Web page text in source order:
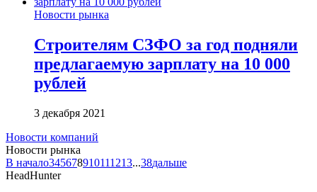
Новости рынка
Строителям СЗФО за год подняли
предлагаемую зарплату на 10 000
рублей
3 декабря 2021
Новости компаний
Новости рынка
В начало345678910111213...38дальше
HeadHunter